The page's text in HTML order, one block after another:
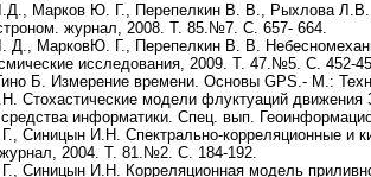
Марков Ю. Г., Перепелкин В. В., Рыхлова Л.В.
журнал, 2008. Т. 85.№7. С. 657- 664.
Д., МарковЮ. Г., Перепелкин В. В.
исследования, 2009. Т. 47.№5. С. 452-
Б. Измерение времени. Основы GPS.- М.:
Стохастические модели флуктуаций
информатики. Спец. вып.
Синицын И.Н. Спектрально-корреляционные и
2004. Т. 81.№2. С. 184-192.
Синицын И.Н. Корреляционная модель